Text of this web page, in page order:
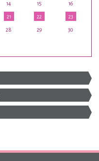
14 15 16
21 22 23
28 29 30